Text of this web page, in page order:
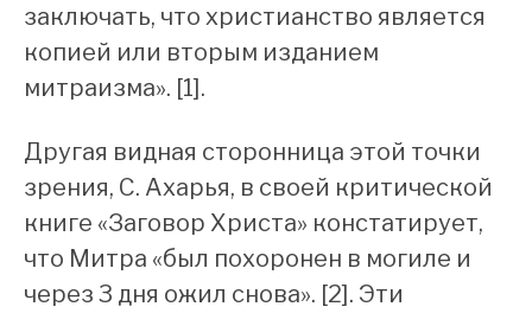
заключать, что христианство является
копией или вторым изданием
митраизма». [1].
Другая видная сторонница этой точки
зрения, С. Ахарья, в своей критической
книге «Заговор Христа» констатирует,
что Митра «был похоронен в могиле и
через 3 дня ожил снова». [2]. Эти